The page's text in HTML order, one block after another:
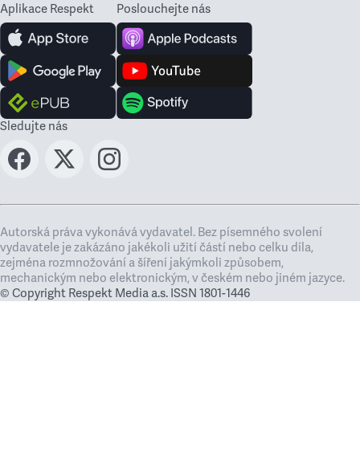
Aplikace Respekt Poslouchejte nás
Sledujte nás
Autorská práva vykonává vydavatel. Bez písemného svolení
vydavatele je zakázáno jakékoli užití částí nebo celku díla,
zejména rozmnožování a šíření jakýmkoli způsobem,
mechanickým nebo elektronickým, v českém nebo jiném jazyce.
© Copyright Respekt Media a.s. ISSN 1801-1446